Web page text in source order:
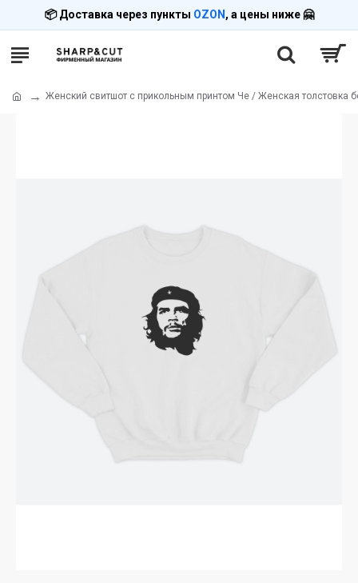
📦 Доставка через пункты OZON , а цены ниже 🤗
Женский свитшот с прикольным принтом Че / Женская толстовка